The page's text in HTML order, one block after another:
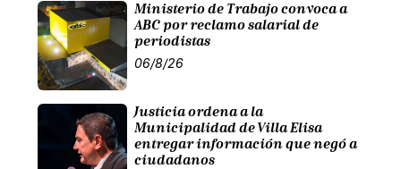
Ministerio de Trabajo convoca a
ABC por reclamo salarial de
periodistas
06/8/26
Justicia ordena a la
Municipalidad de Villa Elisa
entregar información que negó a
ciudadanos